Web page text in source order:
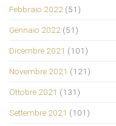
Febbraio 2022 (51)
Gennaio 2022 (51)
Dicembre 2021 (101)
Novembre 2021 (121)
Ottobre 2021 (131)
Settembre 2021 (101)